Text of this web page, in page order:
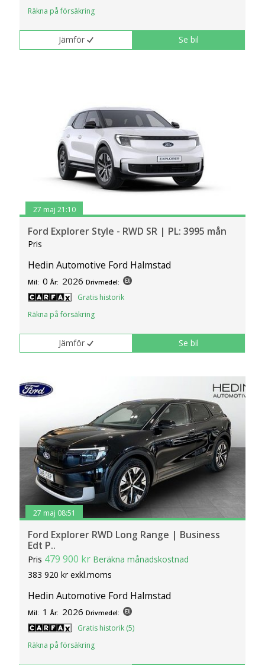
Räkna på försäkring
Jämför Se bil
27 maj 21:10
Ford Explorer Style - RWD SR | PL: 3995 mån
Pris
Hedin Automotive Ford Halmstad
Mil: 0 År: 2026 Drivmedel:
Gratis historik
Räkna på försäkring
Jämför Se bil
27 maj 08:51
Ford Explorer RWD Long Range | Business
Edt P..
Pris 479 900 kr Beräkna månadskostnad
383 920 kr exkl.moms
Hedin Automotive Ford Halmstad
Mil: 1 År: 2026 Drivmedel:
Gratis historik (5)
Räkna på försäkring